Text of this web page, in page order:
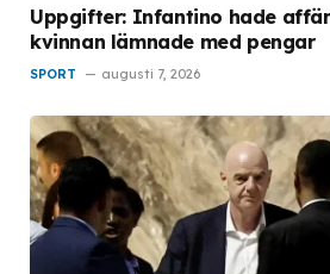
Uppgifter: Infantino hade
kvinnan lämnade med pengar
SPORT augusti 7, 2026